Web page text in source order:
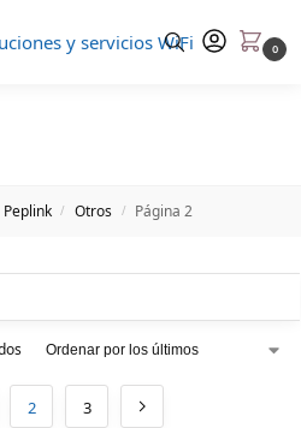
0
Peplink / Otros / Página 2
2 3